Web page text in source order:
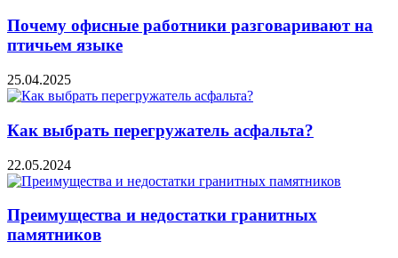
Почему офисные работники разговаривают на
птичьем языке
25.04.2025
Как выбрать перегружатель асфальта?
22.05.2024
Преимущества и недостатки гранитных
памятников